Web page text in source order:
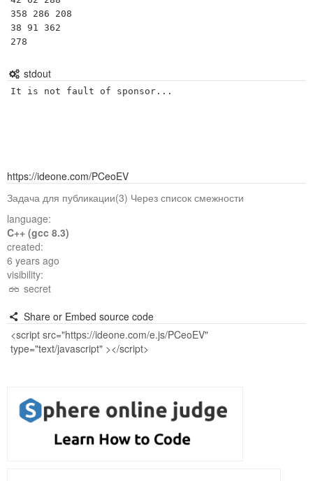
358 286 208
38 91 362
278
stdout
It is not fault of sponsor...
https://ideone.com/PCeoEV
Задача для публикации(3) Через список смежности
language:
C++ (gcc 8.3)
created:
6 years ago
visibility:
secret
Share or Embed source code